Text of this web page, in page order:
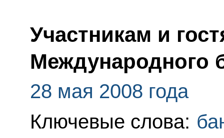
Участникам и
Международного
28 мая 2008 года
Ключевые слова: